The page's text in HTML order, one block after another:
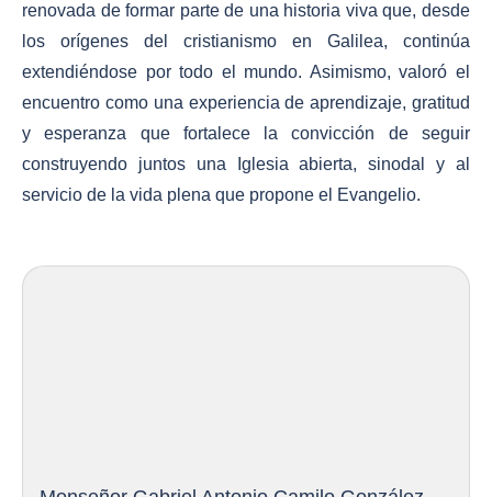
renovada de formar parte de una historia viva que, desde
los orígenes del cristianismo en Galilea, continúa
extendiéndose por todo el mundo. Asimismo, valoró el
encuentro como una experiencia de aprendizaje, gratitud
y esperanza que fortalece la convicción de seguir
construyendo juntos una Iglesia abierta, sinodal y al
servicio de la vida plena que propone el Evangelio.